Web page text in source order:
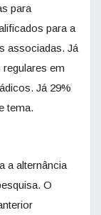
para
para a
associadas. Já
em
Já 29%
tema.
a alternância
O